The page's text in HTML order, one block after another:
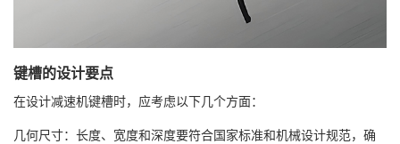
键槽的设计要点
在设计减速机键槽时，应考虑以下几个方面：
几何尺寸：长度、宽度和深度要符合国家标准和机械设计规范，确